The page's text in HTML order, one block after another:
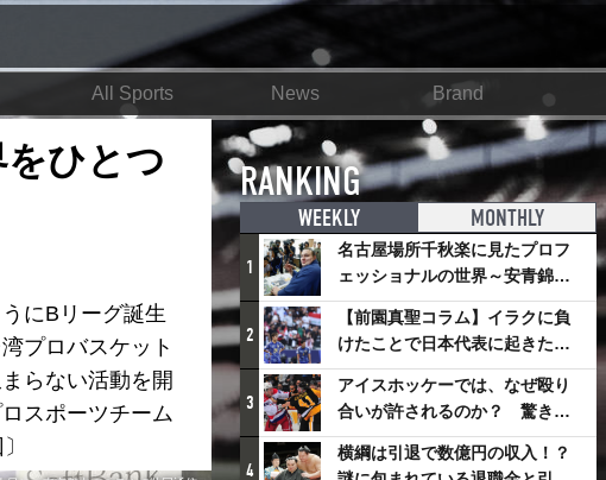
All Sports News Brand
ひとつ
にBリーグ誕生
プロバスケット
らない活動を開
スポーツチーム
RANKING
WEEKLY MONTHLY
1
名古屋場所千秋楽に見たプロフ
ェッショナルの世界～安青錦の
優勝を巡るさまざまなドラマ
2
【前園真聖コラム】イラクに負
けたことで日本代表に起きたプ
ラスとは
3
アイスホッケーでは、なぜ殴り
合いが許されるのか？ 驚きの
「ファイティング」ルールにつ
いて
4
横綱は引退で数億円の収入！？